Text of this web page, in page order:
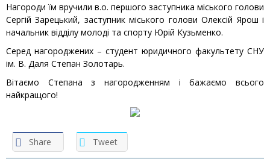
Нагороди їм вручили в.о. першого заступника міського голови
Сергій Зарецький, заступник міського голови Олексій Ярош і
начальник відділу молоді та спорту Юрій Кузьменко.
Серед нагороджених – студент юридичного факультету СНУ
ім. В. Даля Степан Золотарь.
Вітаємо Степана з нагородженням і бажаємо всього
найкращого!
Share Tweet